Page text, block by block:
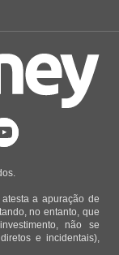
a apuração de
no entanto, que
não se
e incidentais),